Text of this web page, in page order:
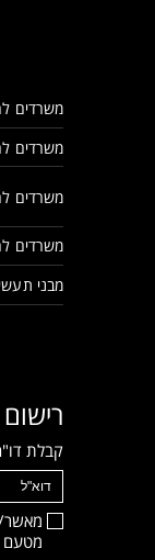
משרדים
משרדים
משרדים
משרדים
מבני
רישום
קבלת
מאשר/
מטעם